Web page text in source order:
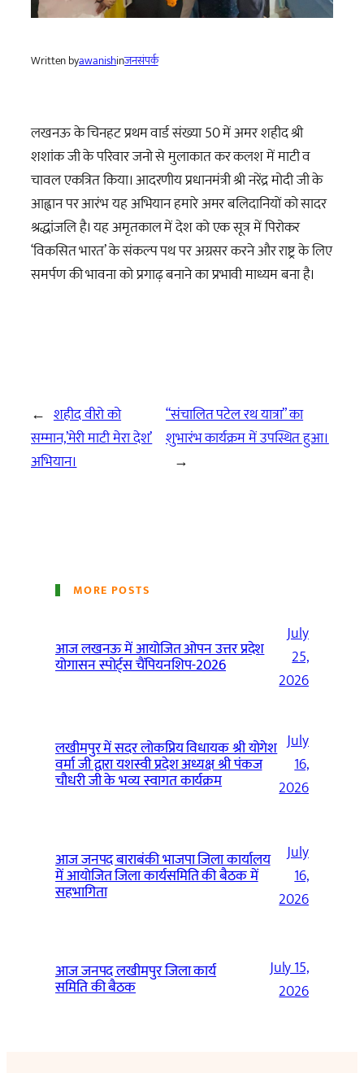
Written byawanishinजनसंपर्क
लखनऊ के चिनहट प्रथम वार्ड संख्या 50 में अमर शहीद श्री
शशांक जी के परिवार जनो से मुलाकात कर कलश में माटी व
चावल एकत्रित किया। आदरणीय प्रधानमंत्री श्री नरेंद्र मोदी जी के
आह्वान पर आरंभ यह अभियान हमारे अमर बलिदानियों को सादर
श्रद्धांजलि है। यह अमृतकाल में देश को एक सूत्र में पिरोकर
‘विकसित भारत’ के संकल्प पथ पर अग्रसर करने और राष्ट्र के लिए
समर्पण की भावना को प्रगाढ़ बनाने का प्रभावी माध्यम बना है।
← शहीद वीरो को
सम्मान,’मेरी माटी मेरा देश’
अभियान।
“संचालित पटेल रथ यात्रा” का
शुभारंभ कार्यक्रम में उपस्थित हुआ।
→
MORE POSTS
आज लखनऊ में आयोजित ओपन उत्तर प्रदेश
योगासन स्पोर्ट्स चैंपियनशिप-2026
July
25,
2026
लखीमपुर में सदर लोकप्रिय विधायक श्री योगेश
वर्मा जी द्वारा यशस्वी प्रदेश अध्यक्ष श्री पंकज
चौधरी जी के भव्य स्वागत कार्यक्रम
July
16,
2026
आज जनपद बाराबंकी भाजपा जिला कार्यालय
में आयोजित जिला कार्यसमिति की बैठक में
सहभागिता
July
16,
2026
आज जनपद लखीमपुर जिला कार्य
समिति की बैठक
July 15,
2026